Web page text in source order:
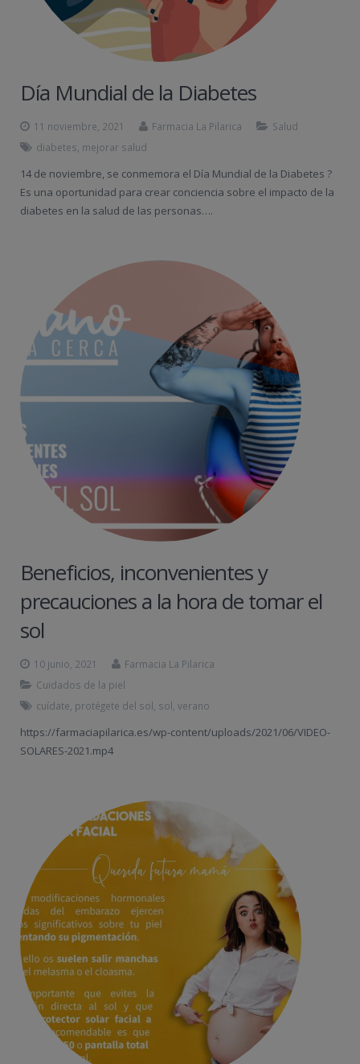
Día Mundial de la Diabetes
11 noviembre, 2021 Farmacia La Pilarica
Salud
diabetes mejorar salud
14 de noviembre, se conmemora el Día Mundial de la Diabetes ?
Es una oportunidad para crear conciencia sobre el impacto de la
diabetes en la salud de las personas….
Beneficios, inconvenientes y
precauciones a la hora de tomar el
sol
10 junio, 2021
Farmacia La Pilarica
Cuidados de la piel
cuídate protégete del sol sol verano
https://farmaciapilarica.es/wp-content/uploads/2021/06/VIDEO-
SOLARES-2021.mp4